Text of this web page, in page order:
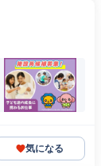
気になる